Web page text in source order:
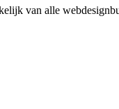
van alle